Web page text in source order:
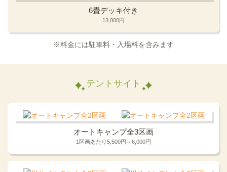
6畳デッキ付き
13,000円
※料金には駐車料・入場料を含みます
テントサイト
オートキャンプ全3区画
1区画あたり5,500円～6,000円